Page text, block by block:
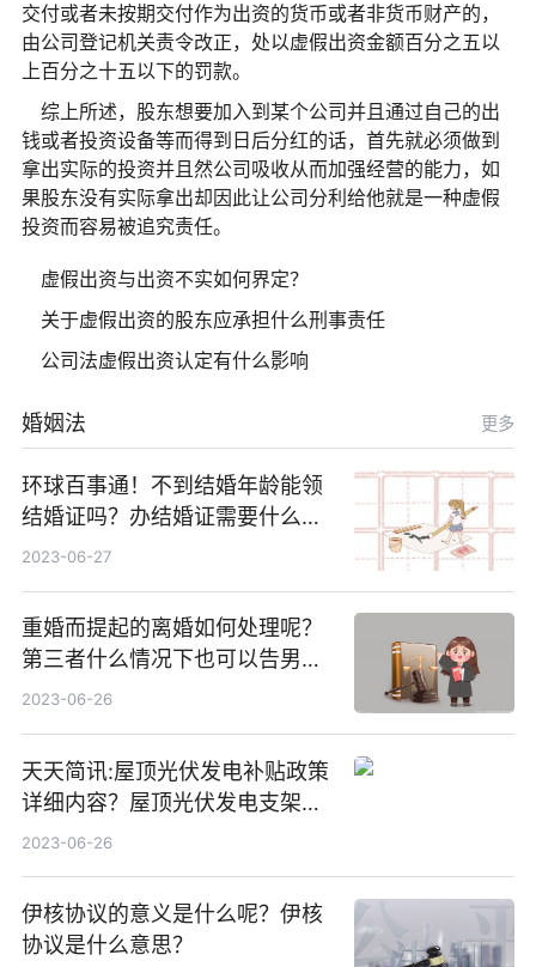
交付或者未按期交付作为出资的货币或者非货币财产的，
由公司登记机关责令改正，处以虚假出资金额百分之五以
上百分之十五以下的罚款。
综上所述，股东想要加入到某个公司并且通过自己的出
钱或者投资设备等而得到日后分红的话，首先就必须做到
拿出实际的投资并且然公司吸收从而加强经营的能力，如
果股东没有实际拿出却因此让公司分利给他就是一种虚假
投资而容易被追究责任。
虚假出资与出资不实如何界定？
关于虚假出资的股东应承担什么刑事责任
公司法虚假出资认定有什么影响
婚姻法 更多
环球百事通！不到结婚年龄能领
结婚证吗？办结婚证需要什么材
料？没结婚孩子怎么上户口？
2023-06-27
重婚而提起的离婚如何处理呢？
第三者什么情况下也可以告男人
重婚罪呢？
2023-06-26
天天简讯:屋顶光伏发电补贴政策
详细内容？屋顶光伏发电支架价
格一般是多少？
2023-06-26
伊核协议的意义是什么呢？伊核
协议是什么意思？